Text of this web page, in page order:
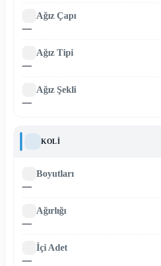
Ağız Çapı
—
Ağız Tipi
—
Ağız Şekli
—
KOLI
Boyutları
—
Ağırlığı
—
İçi Adet
—